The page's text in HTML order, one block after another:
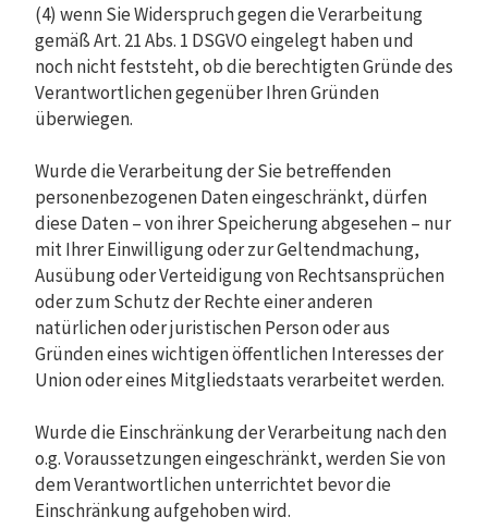
(4) wenn Sie Widerspruch gegen die Verarbeitung
gemäß Art. 21 Abs. 1 DSGVO eingelegt haben und
noch nicht feststeht, ob die berechtigten Gründe des
Verantwortlichen gegenüber Ihren Gründen
überwiegen.
Wurde die Verarbeitung der Sie betreffenden
personenbezogenen Daten eingeschränkt, dürfen
diese Daten – von ihrer Speicherung abgesehen – nur
mit Ihrer Einwilligung oder zur Geltendmachung,
Ausübung oder Verteidigung von Rechtsansprüchen
oder zum Schutz der Rechte einer anderen
natürlichen oder juristischen Person oder aus
Gründen eines wichtigen öffentlichen Interesses der
Union oder eines Mitgliedstaats verarbeitet werden.
Wurde die Einschränkung der Verarbeitung nach den
o.g. Voraussetzungen eingeschränkt, werden Sie von
dem Verantwortlichen unterrichtet bevor die
Einschränkung aufgehoben wird.